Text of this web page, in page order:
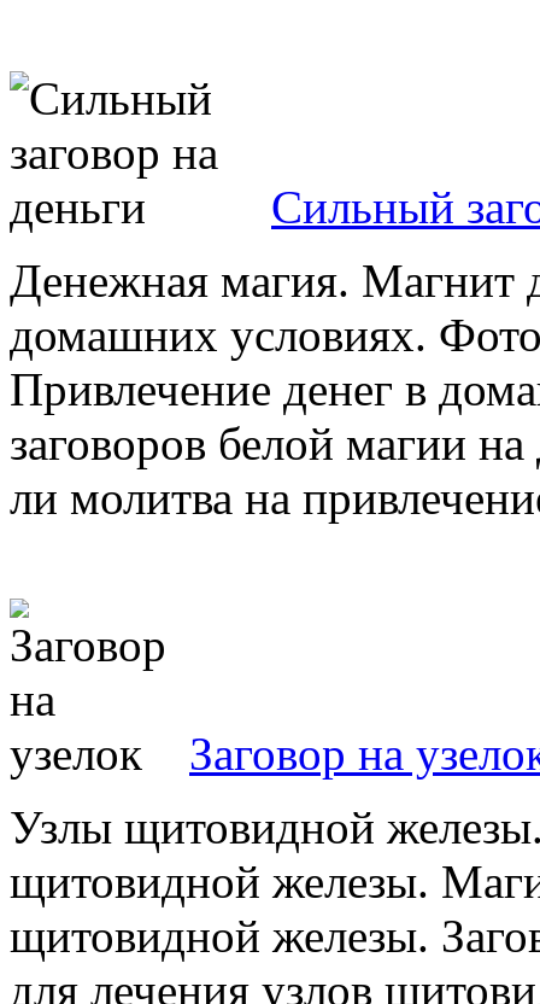
Сильный
Денежная магия. Магнит
домашних условиях.
Привлечение денег в
заговоров белой магии
ли молитва на
Заговор на
Узлы щитовидной
щитовидной железы.
щитовидной железы.
для лечения узлов